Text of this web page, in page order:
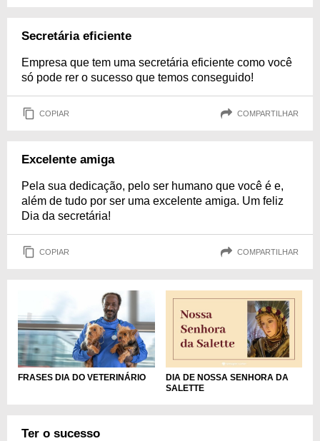
Secretária eficiente
Empresa que tem uma secretária eficiente como você
só pode rer o sucesso que temos conseguido!
COPIAR COMPARTILHAR
Excelente amiga
Pela sua dedicação, pelo ser humano que você é e,
além de tudo por ser uma excelente amiga. Um feliz
Dia da secretária!
COPIAR COMPARTILHAR
FRASES DIA DO VETERINÁRIO
DIA DE NOSSA SENHORA DA
SALETTE
Ter o sucesso